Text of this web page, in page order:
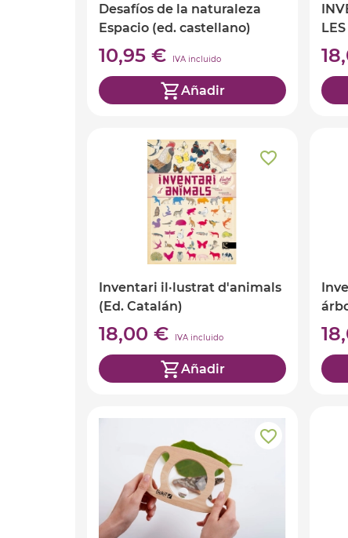
Desafíos de la naturaleza
Espacio (ed. castellano)
10,95 € IVA incluido
Añadir
Inventari il·lustrat d'animals
(Ed. Catalán)
18,00 € IVA incluido
Añadir